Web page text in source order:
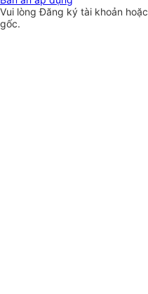
Vui lòngĐăng ký tài khoản hoặc
gốc.